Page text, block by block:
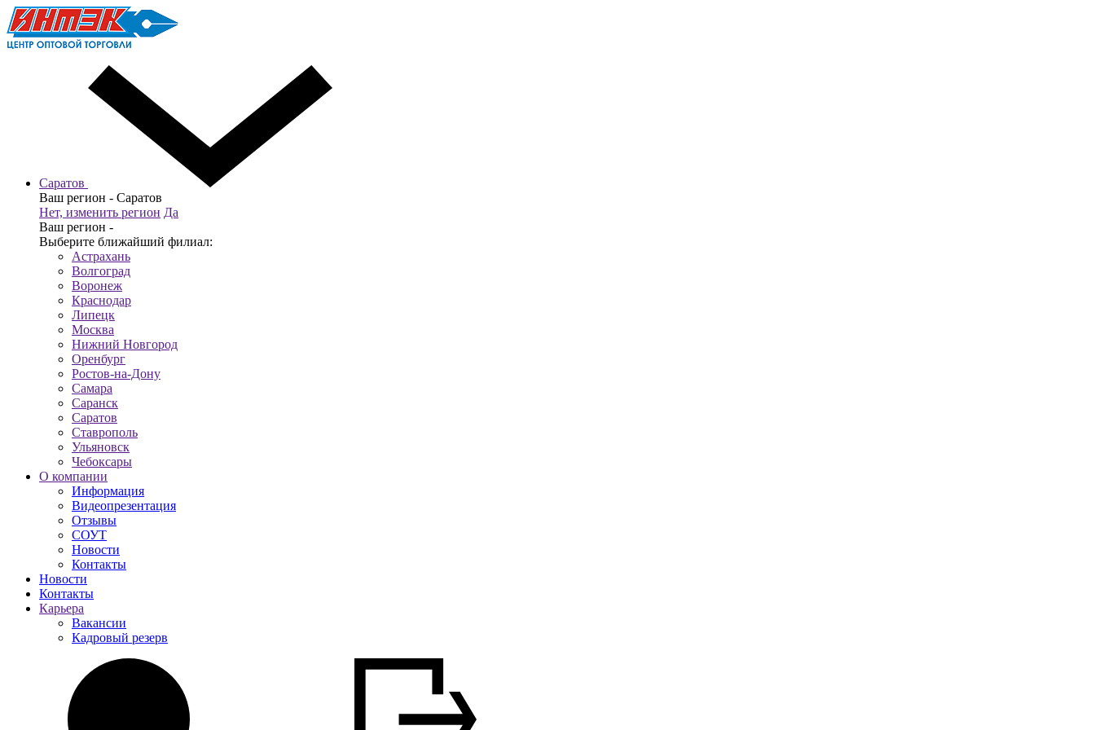
Саратов
Ваш регион - Саратов
Нет, изменить регион Да
Ваш регион -
Выберите ближайший филиал:
Астрахань
Волгоград
Воронеж
Краснодар
Липецк
Москва
Нижний Новгород
Оренбург
Ростов-на-Дону
Самара
Саранск
Саратов
Ставрополь
Ульяновск
Чебоксары
О компании
Информация
Видеопрезентация
Отзывы
СОУТ
Новости
Контакты
Новости
Контакты
Карьера
Вакансии
Кадровый резерв